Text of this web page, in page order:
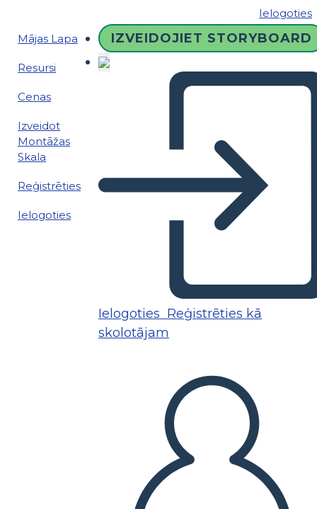
Ielogoties
Mājas Lapa
Resursi
Cenas
Izveidot
Montāžas
Skala
Reģistrēties
Ielogoties
IZVEIDOJIET STORYBOARD
Ielogoties Reģistrēties kā
skolotājam